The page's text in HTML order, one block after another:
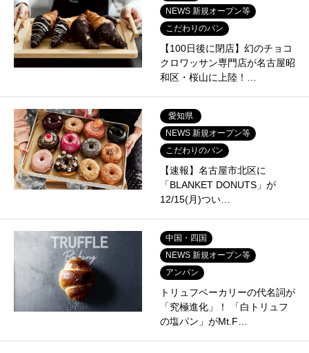
NEWS 新規オープン等
こだわりのパン
【100日後に閉店】幻のチョコ
クロワッサン専門店が名古屋昭
和区・桜山に上陸！…
愛知県
NEWS 新規オープン等
こだわりのパン
【速報】名古屋市北区に
「BLANKET DONUTS」が
12/15(月)つい…
中国・四国
NEWS 新規オープン等
アンパン
トリュフベーカリーの代名詞が
「究極進化」！ 「白トリュフ
の塩パン」がMt.F…